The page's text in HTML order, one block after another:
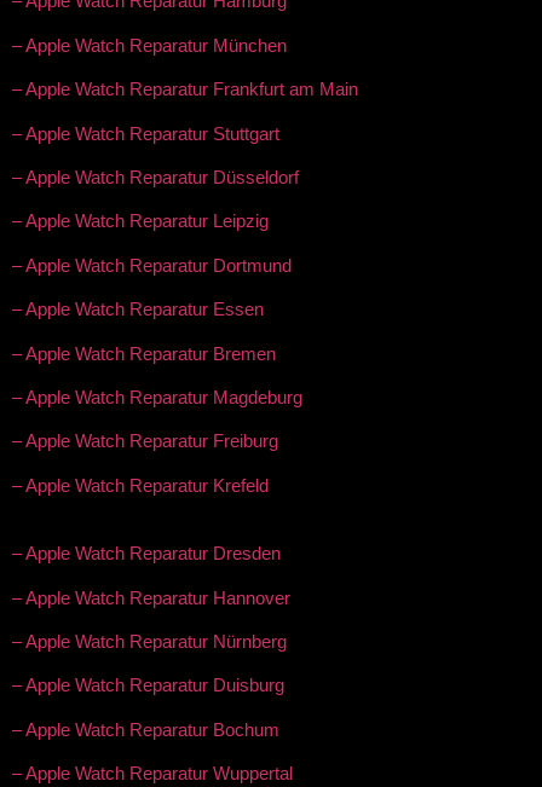
– Apple Watch Reparatur München
– Apple Watch Reparatur Frankfurt am Main
– Apple Watch Reparatur Stuttgart
– Apple Watch Reparatur Düsseldorf
– Apple Watch Reparatur Leipzig
– Apple Watch Reparatur Dortmund
– Apple Watch Reparatur Essen
– Apple Watch Reparatur Bremen
– Apple Watch Reparatur Magdeburg
– Apple Watch Reparatur Freiburg
– Apple Watch Reparatur Krefeld
– Apple Watch Reparatur Dresden
– Apple Watch Reparatur Hannover
– Apple Watch Reparatur Nürnberg
– Apple Watch Reparatur Duisburg
– Apple Watch Reparatur Bochum
– Apple Watch Reparatur Wuppertal